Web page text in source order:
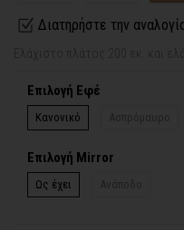
Διατηρήστε την
Ελάχιστο πλάτος 200 εκ. και
Επιλογή Εφέ
Κανονικό
Επιλογή Mirror
Ως έχει